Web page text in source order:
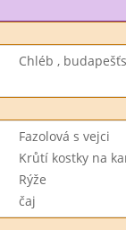
Chléb ,
Fazolová s vejci
Krůtí kostky na
Rýže
čaj